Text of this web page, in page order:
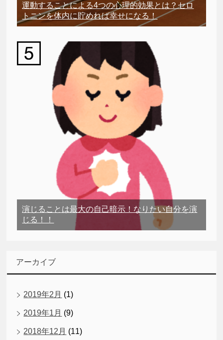
運動することによる4つの心理的効果とは？セロ
トニンを体内に貯めれば幸せになる！
演じることは最大の自己暗示！なりたい自分を演
じる！！
アーカイブ
2019年2月 (1)
2019年1月 (9)
2018年12月 (11)